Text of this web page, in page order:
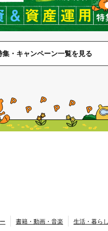
集・キャンペーン一覧を見る
書籍・動画・音楽 生活・暮らし